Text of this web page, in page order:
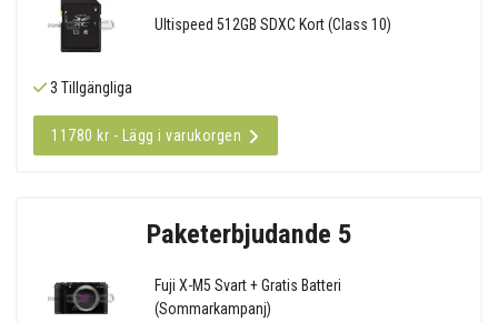
Ultispeed 512GB SDXC Kort (Class 10)
3 Tillgängliga
11780 kr - Lägg i varukorgen
Paketerbjudande 5
Fuji X-M5 Svart + Gratis Batteri
(Sommarkampanj)